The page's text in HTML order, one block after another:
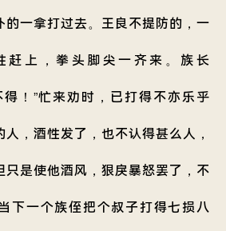
的一拿打过去。王良不提防的，一
赶上，拳头脚尖一齐来。族长
！”忙来劝时，已打得不亦乐乎
，酒性发了，也不认得甚么人，
只是使他酒风，狠戾暴怒罢了，不
下一个族侄把个叔子打得七损八